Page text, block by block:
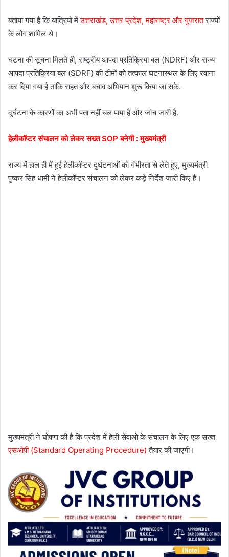
बताया गया है कि यात्रियों मेंउत्तराखंड, उत्तर प्रदेश, महाराष्ट्र और गुजरातराज्यों
के लोग शामिल थे।
घटना की सूचना मिलते ही, राष्ट्रीय आपदा प्रतिक्रिया बल (NDRF) और राज्य
आपदा प्रतिक्रिया बल (SDRF) की टीमों को तत्काल घटनास्थल के लिए रवाना
कर दिया गया है ताकि राहत और बचाव अभियान शुरू किया जा सके.
दुर्घटना के कारणों का अभी पता नहीं चल पाया है और जांच जारी है.
हेलीकॉप्टर संचालन को लेकर सख्त SOP बनेगी : मुख्यमंत्री
राज्य में हाल ही में हुई हेलीकॉप्टर दुर्घटनाओं को गंभीरता से लेते हुए, मुख्यमंत्री
पुष्कर सिंह धामी ने हेलीकॉप्टर संचालन को लेकर कड़े निर्देश जारी किए हैं।
मुख्यमंत्री ने घोषणा की है कि प्रदेश में हेली सेवाओं के संचालन के लिए एक सख्त
एसओपी (Standard Operating Procedure) तैयार की जाएगी।